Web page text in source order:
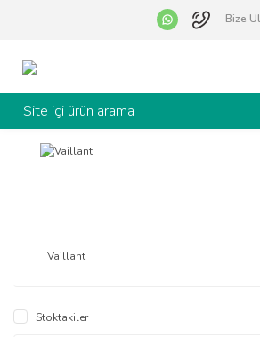
Bize
Vaillant
Stoktakiler